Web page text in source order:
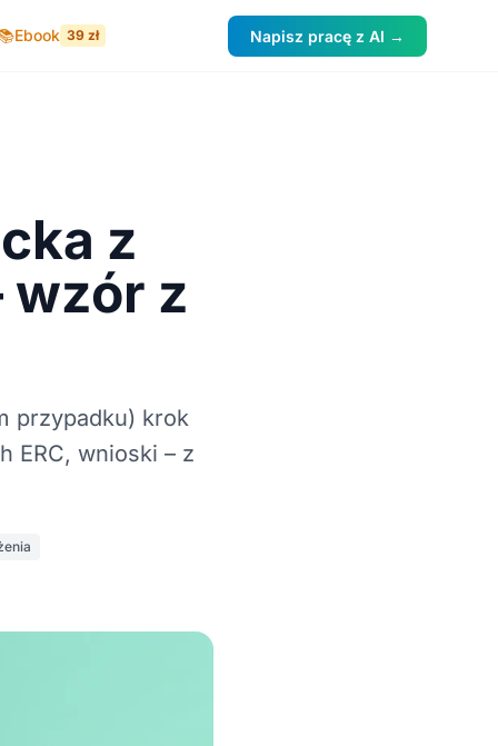
Ebook 39 zł Napisz pracę z AI →
z
z
przypadku) krok
ERC, wnioski – z